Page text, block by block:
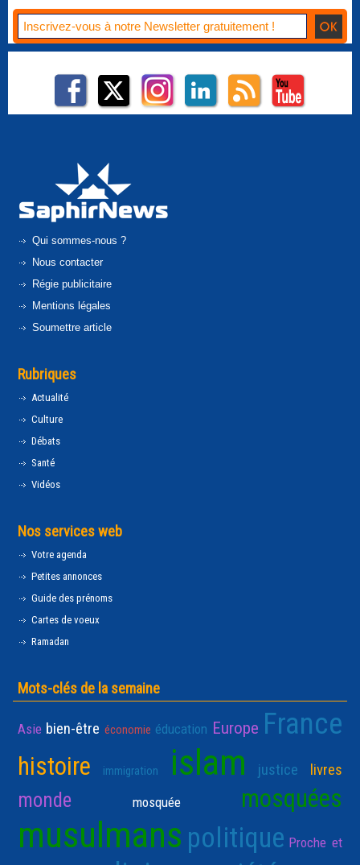
Qui sommes-nous ?
Nous contacter
Régie publicitaire
Mentions légales
Soumettre article
Rubriques
Actualité
Culture
Débats
Santé
Vidéos
Nos services web
Votre agenda
Petites annonces
Guide des prénoms
Cartes de voeux
Ramadan
Mots-clés de la semaine
Asie bien-être économie éducation Europe France
histoire immigration islam justice livres
monde mosquée mosquées
musulmans politique Proche et